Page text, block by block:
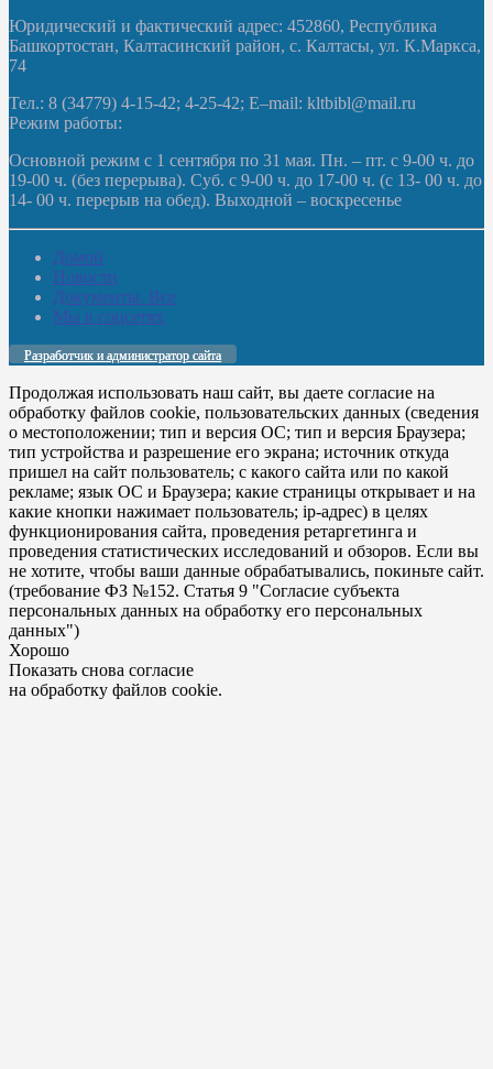
Юридический и фактический адрес: 452860, Республика
Башкортостан, Калтасинский район, с. Калтасы, ул. К.Маркса,
74
Тел.: 8 (34779) 4-15-42; 4-25-42; E–mail: kltbibl@mail.ru
Режим работы:
Основной режим с 1 сентября по 31 мая. Пн. – пт. с 9-00 ч. до
19-00 ч. (без перерыва). Суб. с 9-00 ч. до 17-00 ч. (с 13- 00 ч. до
14- 00 ч. перерыв на обед). Выходной – воскресенье
Домой
Новости
Документы. Все
Мы в соцсетях
Разработчик и администратор сайта
Продолжая использовать наш сайт, вы даете согласие на
обработку файлов cookie, пользовательских данных (сведения
о местоположении; тип и версия ОС; тип и версия Браузера;
тип устройства и разрешение его экрана; источник откуда
пришел на сайт пользователь; с какого сайта или по какой
рекламе; язык ОС и Браузера; какие страницы открывает и на
какие кнопки нажимает пользователь; ip-адрес) в целях
функционирования сайта, проведения ретаргетинга и
проведения статистических исследований и обзоров. Если вы
не хотите, чтобы ваши данные обрабатывались, покиньте сайт.
(требование ФЗ №152. Статья 9 "Согласие субъекта
персональных данных на обработку его персональных
данных")
Хорошо
Показать снова согласие
на обработку файлов cookie.